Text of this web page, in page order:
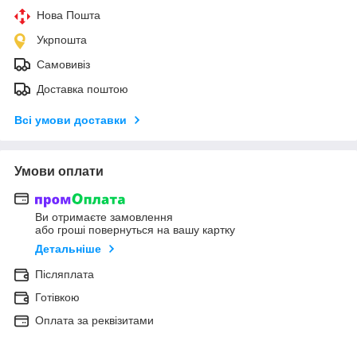
Нова Пошта
Укрпошта
Самовивіз
Доставка поштою
Всі умови доставки
Умови оплати
Ви отримаєте замовлення
або гроші повернуться на вашу картку
Детальніше
Післяплата
Готівкою
Оплата за реквізитами